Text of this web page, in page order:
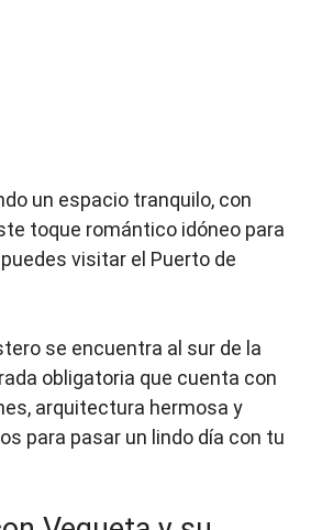
un espacio tranquilo, con
toque romántico idóneo para
visitar el Puerto de
se encuentra al sur de la
obligatoria que cuenta con
arquitectura hermosa y
para pasar un lindo día con tu